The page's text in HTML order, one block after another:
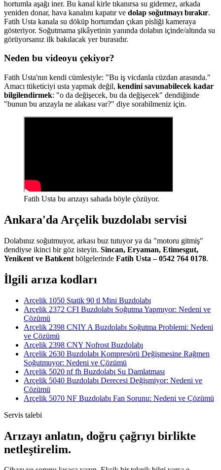
hortumla aşağı iner. Bu kanal kirle tıkanırsa su gidemez, arkada
yeniden donar, hava kanalını kapatır ve dolap soğutmayı bırakır.
Fatih Usta kanala su döküp hortumdan çıkan pisliği kameraya
gösteriyor. Soğutmama şikâyetinin yanında dolabın içinde/altında su
görüyorsanız ilk bakılacak yer burasıdır.
Neden bu videoyu çekiyor?
Fatih Usta'nın kendi cümlesiyle: "Bu iş vicdanla cüzdan arasında."
Amacı tüketiciyi usta yapmak değil, kendini savunabilecek kadar
bilgilendirmek: "o da değişecek, bu da değişecek" dendiğinde
"bunun bu arızayla ne alakası var?" diye sorabilmeniz için.
Fatih Usta bu arızayı sahada böyle çözüyor.
Ankara'da Arçelik buzdolabı servisi
Dolabınız soğutmuyor, arkası buz tutuyor ya da "motoru gitmiş"
dendiyse ikinci bir göz isteyin. Sincan, Eryaman, Etimesgut,
Yenikent ve Batıkent bölgelerinde Fatih Usta – 0542 764 0178.
İlgili arıza kodları
Arçelik 1050 Statik 90 tl Mini Buzdolabı
Arçelik 2372 CFI Buzdolabı Soğutma Yapmıyor: Nedeni ve
Çözümü
Arçelik 2398 CNIY A Buzdolabı Soğutma Problemi: Nedeni
ve Çözümü
Arçelik 2398 CNY Nofrost Buzdolabı
Arçelik 2630 Buzdolabı Kompresörü Değişmesine Rağmen
Soğutmuyor: Nedeni ve Çözümü
Arçelik 5020 nf fh Buzdolabı Su Damlatması
Arçelik 5040 Buzdolabı Derecesi Değişmiyor: Nedeni ve
Çözümü
Arçelik 5070 NF Buzdolabı Fan Sorunu: Nedeni ve Çözümü
Servis talebi
Arızayı anlatın, doğru çağrıyı birlikte
netleştirelim.